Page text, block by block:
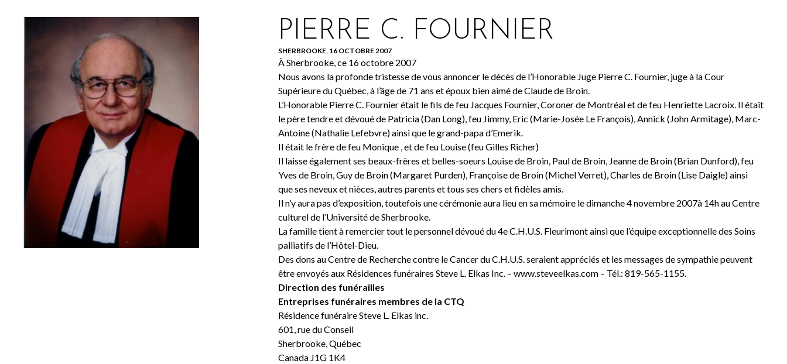
PIERRE C. FOURNIER
SHERBROOKE, 16 OCTOBRE 2007
À Sherbrooke, ce 16 octobre 2007
Nous avons la profonde tristesse de vous annoncer le décès de l’Honorable Juge Pierre C. Fournier, juge à la Cour
Supérieure du Québec, à l’âge de 71 ans et époux bien aimé de Claude de Broin.
L’Honorable Pierre C. Fournier était le fils de feu Jacques Fournier, Coroner de Montréal et de feu Henriette Lacroix. Il était
le père tendre et dévoué de Patricia (Dan Long), feu Jimmy, Eric (Marie-Josée Le François), Annick (John Armitage), Marc-
Antoine (Nathalie Lefebvre) ainsi que le grand-papa d’Emerik.
Il était le frère de feu Monique , et de feu Louise (feu Gilles Richer)
Il laisse également ses beaux-frères et belles-soeurs Louise de Broin, Paul de Broin, Jeanne de Broin (Brian Dunford), feu
Yves de Broin, Guy de Broin (Margaret Purden), Françoise de Broin (Michel Verret), Charles de Broin (Lise Daigle) ainsi
que ses neveux et nièces, autres parents et tous ses chers et fidèles amis.
Il n’y aura pas d’exposition, toutefois une cérémonie aura lieu en sa mémoire le dimanche 4 novembre 2007à 14h au Centre
culturel de l’Université de Sherbrooke.
La famille tient à remercier tout le personnel dévoué du 4e C.H.U.S. Fleurimont ainsi que l’équipe exceptionnelle des Soins
palliatifs de l’Hôtel-Dieu.
Des dons au Centre de Recherche contre le Cancer du C.H.U.S. seraient appréciés et les messages de sympathie peuvent
être envoyés aux Résidences funéraires Steve L. Elkas Inc. – www.steveelkas.com – Tél.: 819-565-1155.
Direction des funérailles
Entreprises funéraires membres de la CTQ
Résidence funéraire Steve L. Elkas inc.
601, rue du Conseil
Sherbrooke, Québec
Canada J1G 1K4